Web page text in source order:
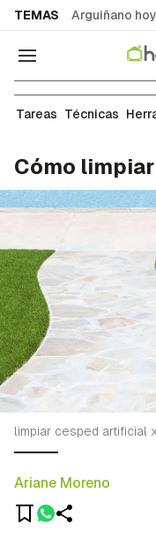
TEMAS Arguiñano hoy
Navegación
Jardín y terraza
Tareas Técnicas
Cómo
Ariane Moreno
limpiar cesped artificial